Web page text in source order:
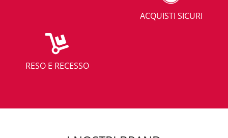
Sarebbe impossibile infatti coltivare interi campi agricoli solo con
morire o di crescere male se non allestissimo un adeguato impianto
di irrigazione. Proteggere ortaggi esigenti dal punto di vista idrico,
come zucchine e angurie, con una pacciamatura di paglia e cippato
organico potrebbe non bastare, quando la siccità si prolunga per più
ACQUISTI SICURI
RESO E RECESSO